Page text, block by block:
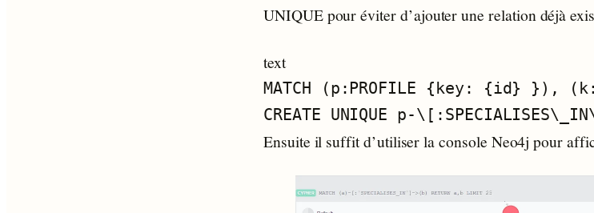
UNIQUE pour éviter d’ajouter une relation déjà
text
MATCH (p:PROFILE {key: {id} }),
Ensuite il suffit d’utiliser la console Neo4j pour